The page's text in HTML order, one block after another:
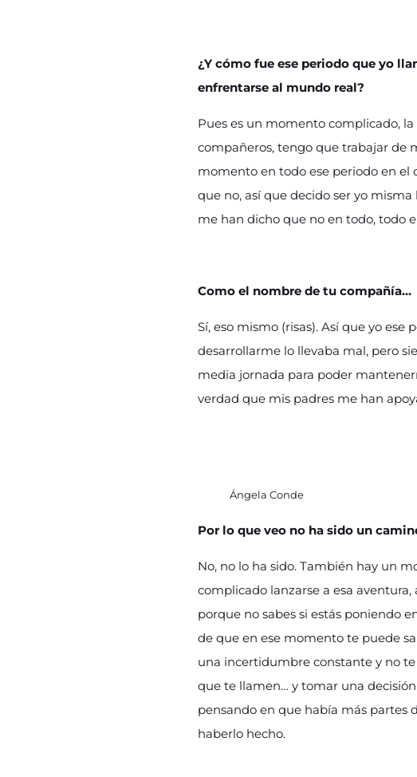
¿Y cómo fue ese periodo que yo
enfrentarse al mundo real?
Pues es un momento complicado,
compañeros, tengo que trabajar de
momento en todo ese periodo en el
que no, así que decido ser yo
me han dicho que no en todo, todo
Como el nombre de tu compañía…
Sí, eso mismo (risas). Así que yo
desarrollarme lo llevaba mal, pero
media jornada para poder
verdad que mis padres me han
Ángela Conde
Por lo que veo no ha sido un
No, no lo ha sido. También hay un
complicado lanzarse a esa
porque no sabes si estás poniendo
de que en ese momento te puede
una incertidumbre constante y no
que te llamen… y tomar una
pensando en que había más partes
haberlo hecho.